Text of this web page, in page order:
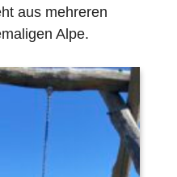
aus mehreren
Alpe.